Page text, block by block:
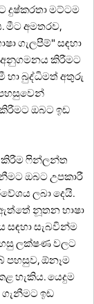
දුෂ්කරතා මට්ටම
මීට අමතරව,
ගැලපීම්" සඳහා
අනුගමනය කිරීමට
හා බුද්ධිමත් අතුරු
ඔබට ඉඩ
කිරීම ෆින්ලන්ත
ඔබට උපකාරී
ලබා දෙයි.
ඇත්තේ නූතන භාෂා
සඳහා සැබවින්ම
ලක්ෂණ වලට
පහසුව, ඕනෑම
හැකිය. යෙදුම
ඉඩ